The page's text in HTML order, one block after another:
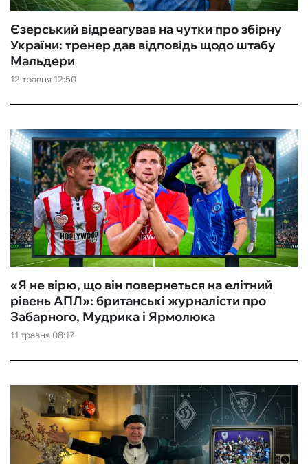
12 травня 12:50
Єзерський відреагував на чутки про збірну
України: тренер дав відповідь щодо штабу
Мальдери
11 травня 08:17
«Я не вірю, що він повернеться на елітний
рівень АПЛ»: британські журналісти про
Забарного, Мудрика і Ярмолюка